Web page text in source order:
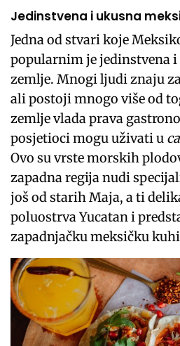
Jedinstvena i ukusna
Jedna od stvari koje
popularnim je jedinstvena
zemlje. Mnogi ljudi znaju
ali postoji mnogo više od
zemlje vlada prava
posjetioci mogu uživati u
Ovo su vrste morskih
zapadna regija nudi
još od starih Maja, a ti
poluostrva Yucatan i
zapadnjačku meksičku